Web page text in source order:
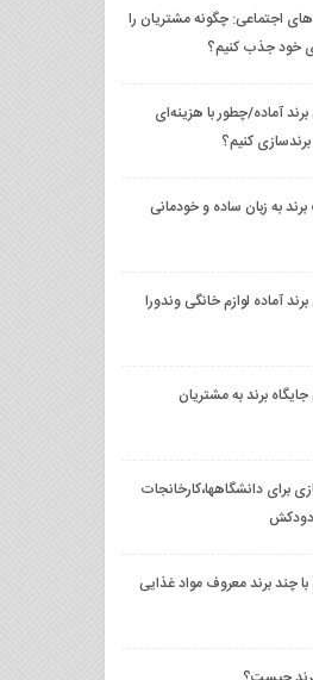
اجتماعی: چگونه مشتریان را
خود جذب کنیم؟
آماده/چطور با هزینه‌ای
کنیم؟
به زبان ساده و خودمانی
آماده لوازم خانگی وندورا
برند به مشتریان
برای دانشگاهها،کارخانجات
چند برند معروف مواد غذایی